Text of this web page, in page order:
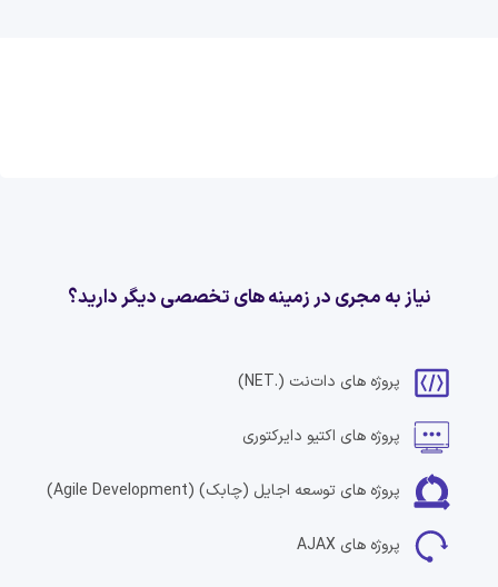
نیاز به مجری در زمینه های تخصصی دیگر دارید؟
پروژه های دات‌نت (.NET)
پروژه های اکتیو دایرکتوری
پروژه های توسعه اجایل (چابک) (Agile Development)
پروژه های AJAX